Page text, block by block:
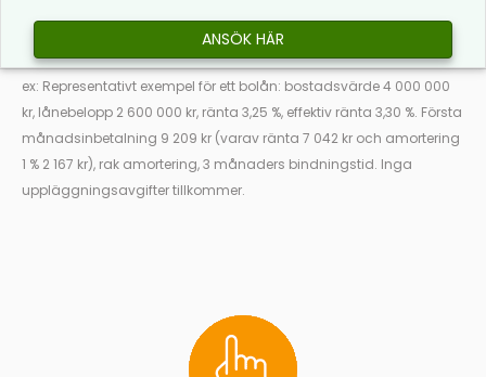
ANSÖK HÄR
ex: Representativt exempel för ett bolån: bostadsvärde 4 000 000
kr, lånebelopp 2 600 000 kr, ränta 3,25 %, effektiv ränta 3,30 %. Första
månadsinbetalning 9 209 kr (varav ränta 7 042 kr och amortering
1 % 2 167 kr), rak amortering, 3 månaders bindningstid. Inga
uppläggningsavgifter tillkommer.